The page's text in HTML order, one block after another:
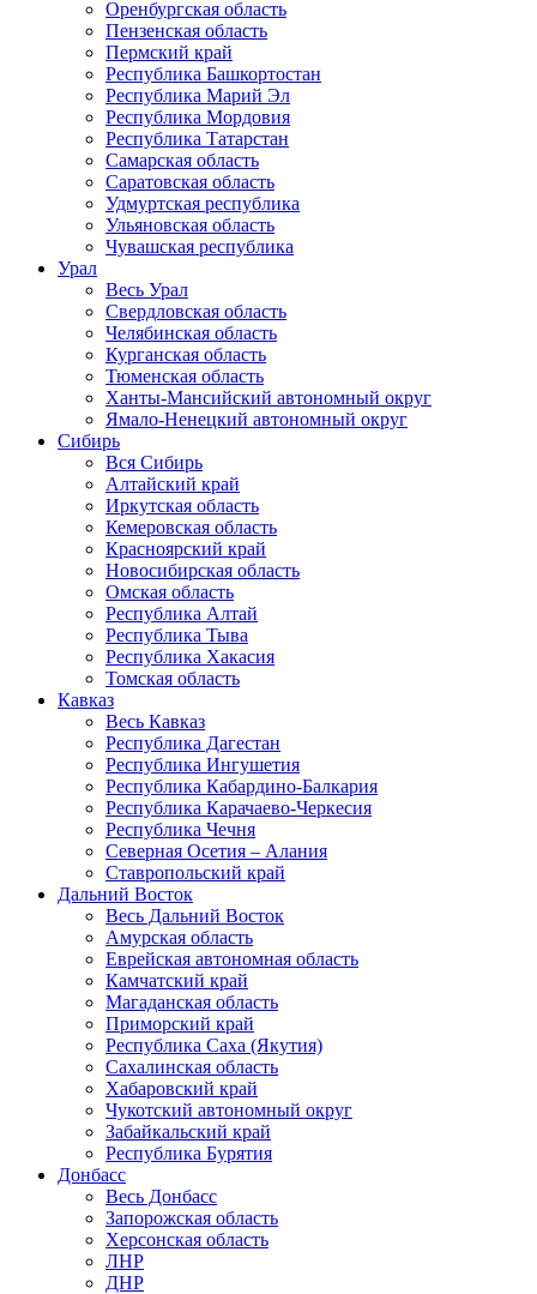
Оренбургская область
Пензенская область
Пермский край
Республика Башкортостан
Республика Марий Эл
Республика Мордовия
Республика Татарстан
Самарская область
Саратовская область
Удмуртская республика
Ульяновская область
Чувашская республика
Урал
Весь Урал
Свердловская область
Челябинская область
Курганская область
Тюменская область
Ханты-Мансийский автономный округ
Ямало-Ненецкий автономный округ
Сибирь
Вся Сибирь
Алтайский край
Иркутская область
Кемеровская область
Красноярский край
Новосибирская область
Омская область
Республика Алтай
Республика Тыва
Республика Хакасия
Томская область
Кавказ
Весь Кавказ
Республика Дагестан
Республика Ингушетия
Республика Кабардино-Балкария
Республика Карачаево-Черкесия
Республика Чечня
Северная Осетия – Алания
Ставропольский край
Дальний Восток
Весь Дальний Восток
Амурская область
Еврейская автономная область
Камчатский край
Магаданская область
Приморский край
Республика Саха (Якутия)
Сахалинская область
Хабаровский край
Чукотский автономный округ
Забайкальский край
Республика Бурятия
Донбасс
Весь Донбасс
Запорожская область
Херсонская область
ЛНР
ДНР